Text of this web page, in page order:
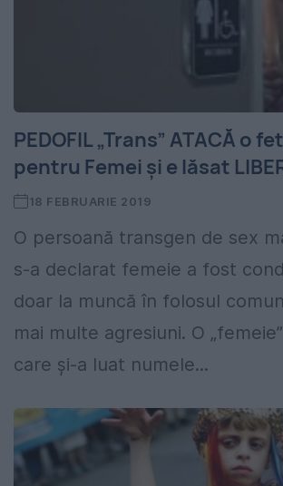
PEDOFIL „Trans” ATACĂ o
pentru Femei și e lăsat
18 FEBRUARIE 2019
O persoană transgen de sex
s-a declarat femeie a fost
doar la muncă în folosul
mai multe agresiuni. O
care și-a luat numele...